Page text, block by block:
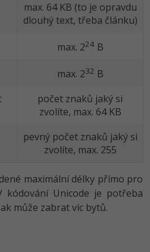
max. 64 KB (to je opravdu
dlouhý text, třeba článku)
max. 224B
max. 232 B
počet znaků jaký si
zvolíte, max. 64 KB
pevný počet znaků jaký si
zvolíte, max. 255
maximální délky přímo pro
kódování Unicode je potřeba
může zabrat víc bytů.